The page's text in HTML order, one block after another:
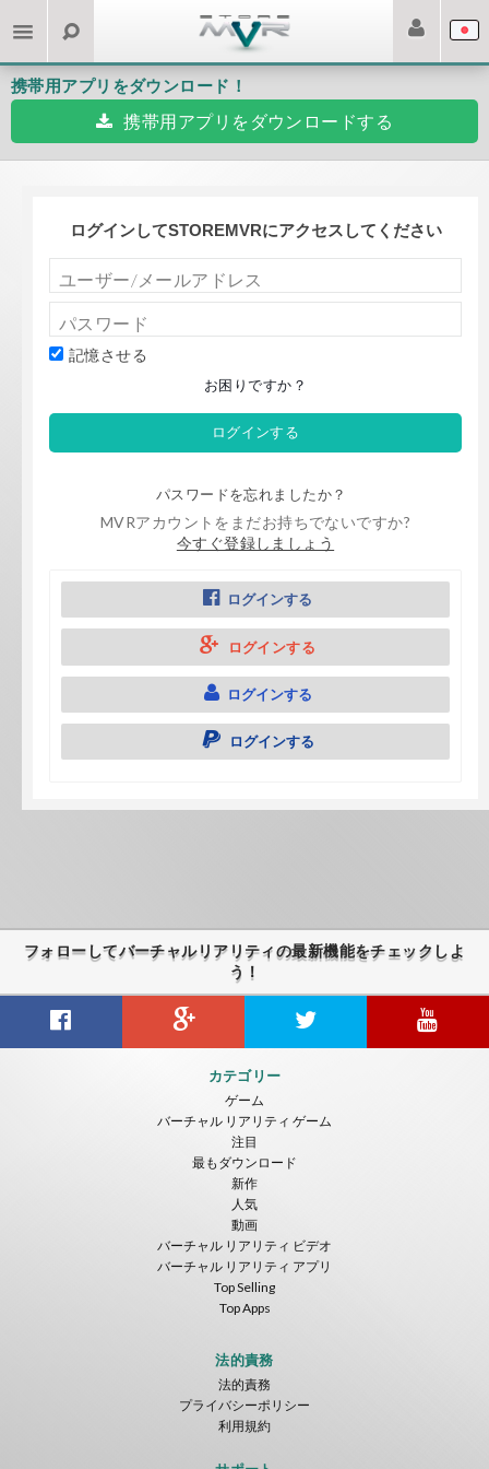
携帯用アプリをダウンロード！
携帯用アプリをダウンロードする
ログインしてSTOREMVRにアクセスしてください
記憶させる
お困りですか？
パスワードを忘れましたか？
MVRアカウントをまだお持ちでないですか?
今すぐ登録しましょう
ログインする
ログインする
ログインする
ログインする
フォローしてバーチャルリアリティの最新機能をチェックしよ
う！
カテゴリー
ゲーム
バーチャル リアリティ ゲーム
注目
最もダウンロード
新作
人気
動画
バーチャル リアリティ ビデオ
バーチャル リアリティ アプリ
Top Selling
Top Apps
法的責務
法的責務
プライバシーポリシー
利用規約